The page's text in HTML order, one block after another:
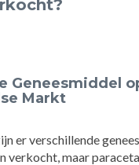
Geneesmiddel
Markt
er verschillende
verkocht, maar